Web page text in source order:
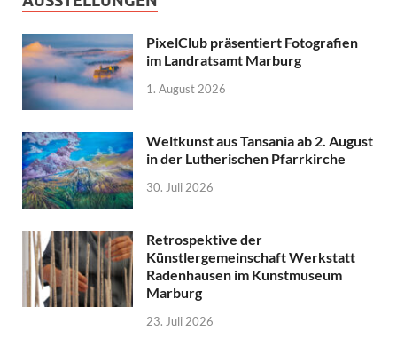
PixelClub präsentiert Fotografien
im Landratsamt Marburg
1. August 2026
Weltkunst aus Tansania ab 2. August
in der Lutherischen Pfarrkirche
30. Juli 2026
Retrospektive der
Künstlergemeinschaft Werkstatt
Radenhausen im Kunstmuseum
Marburg
23. Juli 2026